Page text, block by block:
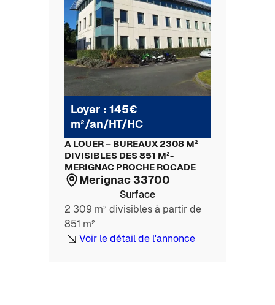
Loyer : 145€
m²/an/HT/HC
A LOUER – BUREAUX 2308 M²
DIVISIBLES DES 851 M²-
MERIGNAC PROCHE ROCADE
Merignac 33700
Surface
2 309 m² divisibles à partir de
851 m²
Voir le détail de l'annonce